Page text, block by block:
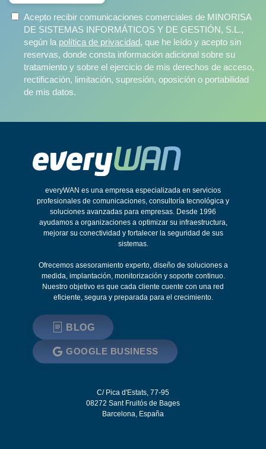
Acepto recibir comunicaciones comerciales de MINORISA
DE SISTEMAS INFORMÁTICOS Y DE GESTIÓN, S.L.,
según la política de privacidad, que he leído y acepto sin
reservas, donde consta información adicional sobre su
tratamiento y sobre el ejercicio de mis derechos de acceso,
rectificación, limitación, supresión, oposición o portabilidad
de mis datos.
everyWAN es una empresa especializada en servicios
profesionales de comunicaciones, consultoría tecnológica y
soluciones avanzadas para empresas. Desde 1996
ayudamos a organizaciones a optimizar su infraestructura,
mejorar su conectividad y fortalecer la seguridad de sus
sistemas.
Ofrecemos asesoramiento experto, diseño de soluciones a
medida, implantación, monitorización y soporte continuo.
Nuestro objetivo es que cada cliente cuente con una red
eficiente, segura y preparada para el crecimiento.
BLOG
GOOGLE BUSINESS
C/ Pica d'Estats, 77-95
08272 Sant Fruitós de Bages
Barcelona, España